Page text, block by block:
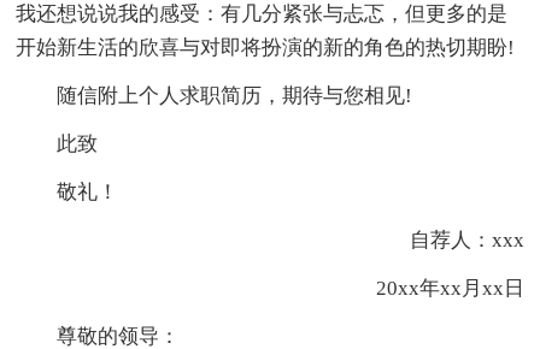
我还想说说我的感受：有几分紧张与忐忑，但更多的是
开始新生活的欣喜与对即将扮演的新的角色的热切期盼!
随信附上个人求职简历，期待与您相见!
此致
敬礼！
自荐人：xxx
20xx年xx月xx日
尊敬的领导：